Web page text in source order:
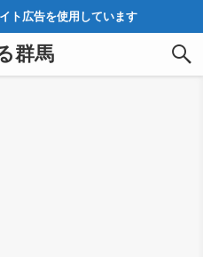
ト広告を使用しています
群馬